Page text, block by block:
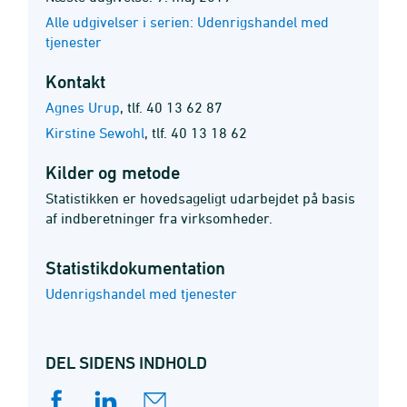
Alle udgivelser i serien: Udenrigshandel med
tjenester
Kontakt
Agnes Urup, tlf. 40 13 62 87
Kirstine Sewohl, tlf. 40 13 18 62
Kilder og metode
Statistikken er hovedsageligt udarbejdet på basis
af indberetninger fra virksomheder.
Statistik­dokumentation
Udenrigshandel med tjenester
DEL SIDENS INDHOLD